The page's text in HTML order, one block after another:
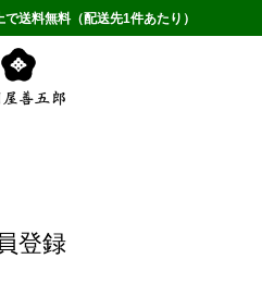
送料無料（配送先1件あたり）
登録